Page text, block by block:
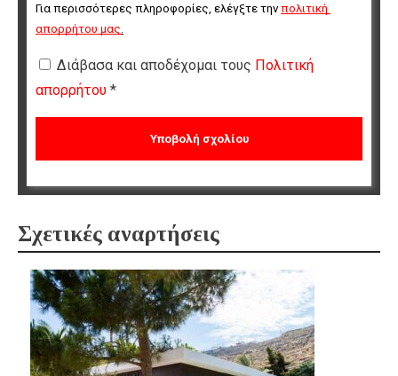
Για περισσότερες πληροφορίες, ελέγξτε την πολιτική
απορρήτου μας
Διάβασα και αποδέχομαι τους Πολιτική
απορρήτου *
Σχετικές αναρτήσεις